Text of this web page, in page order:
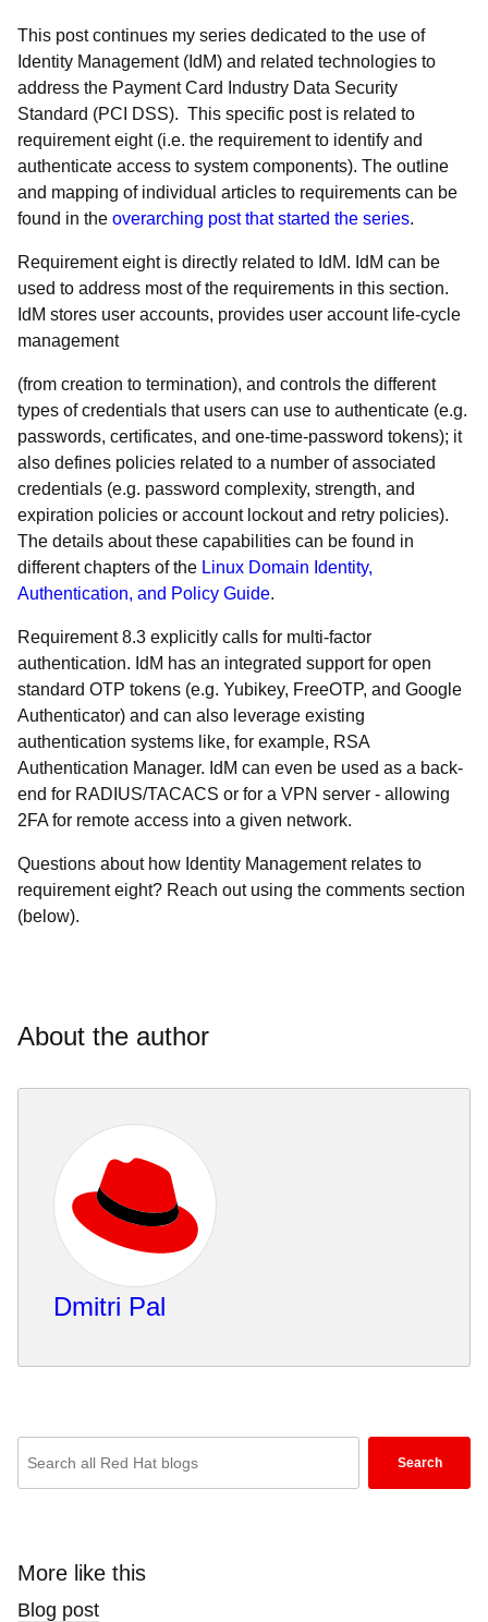
This post continues my series dedicated to the use of
Identity Management (IdM) and related technologies to
address the Payment Card Industry Data Security
Standard (PCI DSS). This specific post is related to
requirement eight (i.e. the requirement to identify and
authenticate access to system components). The outline
and mapping of individual articles to requirements can be
found in the overarching post that started the series.
Requirement eight is directly related to IdM. IdM can be
used to address most of the requirements in this section.
IdM stores user accounts, provides user account life-cycle
management
(from creation to termination), and controls the different
types of credentials that users can use to authenticate (e.g.
passwords, certificates, and one-time-password tokens); it
also defines policies related to a number of associated
credentials (e.g. password complexity, strength, and
expiration policies or account lockout and retry policies).
The details about these capabilities can be found in
different chapters of the Linux Domain Identity,
Authentication, and Policy Guide.
Requirement 8.3 explicitly calls for multi-factor
authentication. IdM has an integrated support for open
standard OTP tokens (e.g. Yubikey, FreeOTP, and Google
Authenticator) and can also leverage existing
authentication systems like, for example, RSA
Authentication Manager. IdM can even be used as a back-
end for RADIUS/TACACS or for a VPN server - allowing
2FA for remote access into a given network.
Questions about how Identity Management relates to
requirement eight? Reach out using the comments section
(below).
About the author
Dmitri Pal
search
blogs
Search
More like this
Blog post